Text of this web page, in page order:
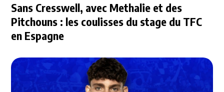
Sans Cresswell, avec Methalie et des
Pitchouns : les coulisses du stage du TFC
en Espagne